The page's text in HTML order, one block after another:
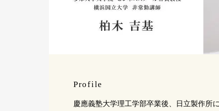
Profile
慶應義塾大学理工学部卒業後、日立製作所